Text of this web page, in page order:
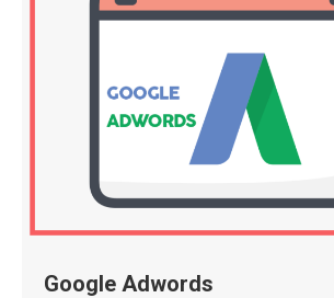
Google Adwords